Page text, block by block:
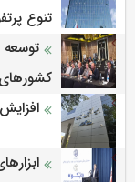
تنوع
توسعه